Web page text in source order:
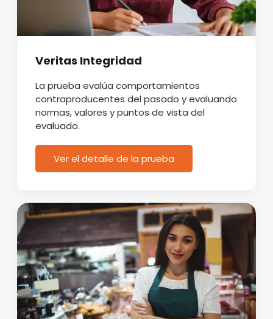
Veritas Integridad
La prueba evalúa comportamientos
contraproducentes del pasado y evaluando
normas, valores y puntos de vista del
evaluado.
Ver el detalle de la prueba